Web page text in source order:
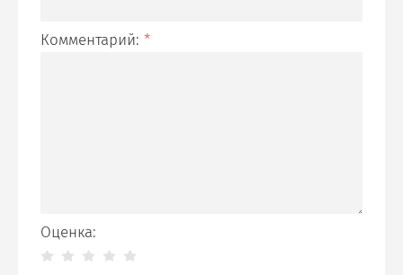
Комментарий: *
Оценка: